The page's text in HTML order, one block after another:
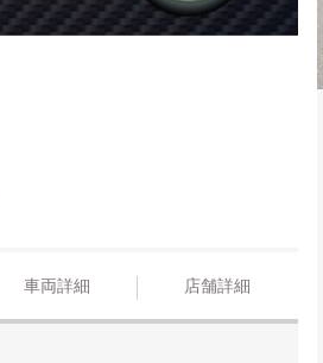
車両詳細 店舗詳細